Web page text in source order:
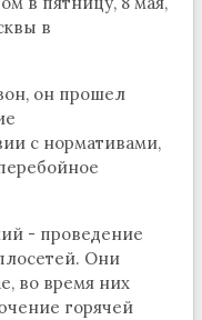
в
он прошел
с нормативами,
- проведение
Они
во время них
горячей